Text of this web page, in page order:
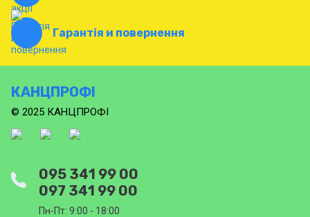
Гарантія и повернення
КАНЦПРОФІ
© 2025 КАНЦПРОФІ
095 341 99 00
097 341 99 00
Пн-Пт: 9:00 - 18:00